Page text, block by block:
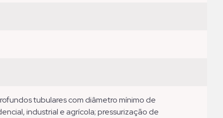
industrial e agrícola; pressurização de